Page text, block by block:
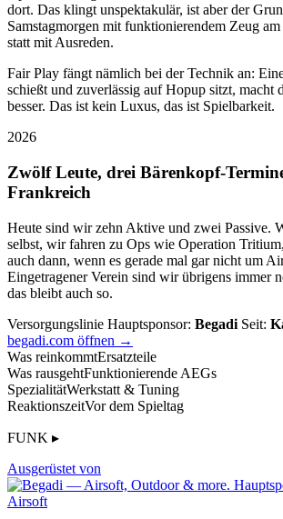
dort. Das klingt unspektakulär, ist aber der
Samstagmorgen mit funktionierendem Zeug
statt mit Ausreden.
Fair Play fängt nämlich bei der Technik an:
schießt und zuverlässig auf Hopup sitzt, macht
besser. Das ist kein Luxus, das ist Spielbarkeit.
2026
Zwölf Leute, drei Bärenkopf-
Frankreich
Heute sind wir zehn Aktive und zwei Passive.
selbst, wir fahren zu Ops wie Operation
auch dann, wenn es gerade mal gar nicht um
Eingetragener Verein sind wir übrigens immer
das bleibt auch so.
Versorgungslinie Hauptsponsor: Begadi Seit:
begadi.com öffnen →
Was reinkommtErsatzteile
Was rausgehtFunktionierende AEGs
SpezialitätWerkstatt & Tuning
ReaktionszeitVor dem Spieltag
FUNK ▸
Ausgerüstet von